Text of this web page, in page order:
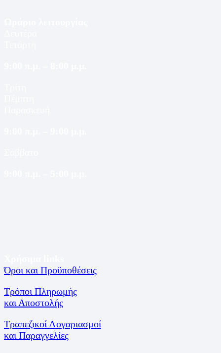
Όροι και Προϋποθέσεις
Τρόποι Πληρωμής
και Αποστολής
Τραπεζικοί Λογαριασμοί
και Παραγγελίες